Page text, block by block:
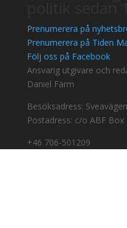
Prenumerera på
Prenumerera på Tiden
Följ oss på Facebook
Ansvarig utgivare och
Daniel Färm
Besöksadress:
Postadress: c/o ABF
+46 706-501209